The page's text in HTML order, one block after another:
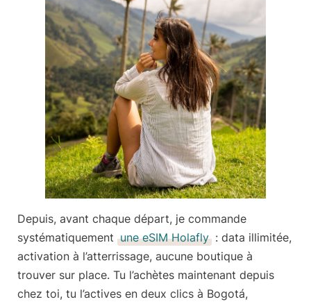
Depuis, avant chaque départ, je commande
systématiquement une eSIM Holafly : data illimitée,
activation à l’atterrissage, aucune boutique à
trouver sur place. Tu l’achètes maintenant depuis
chez toi, tu l’actives en deux clics à Bogotá,